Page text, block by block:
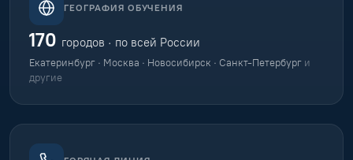
ГЕОГРАФИЯ ОБУЧЕНИЯ
170 городов · по всей России
Екатеринбург · Москва · Новосибирск · Санкт-Петербург и
другие